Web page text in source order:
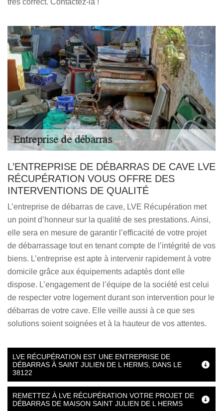
très correct. Contactez-la !
L’ENTREPRISE DE DÉBARRAS DE CAVE LVE
RÉCUPÉRATION VOUS OFFRE DES
INTERVENTIONS DE QUALITÉ
L’entreprise de débarras de cave, LVE Récupération met
un point d’honneur sur la qualité de ses prestations. Ainsi,
elle sera en mesure de garantir l’efficacité de votre projet
de débarrassage tout en tenant compte de l’intégrité de vos
biens. L’entreprise est apte à intervenir rapidement à votre
domicile grâce aux équipements adaptés dont elle
dispose. L’engagement de l’équipe de la société est celui
de respecter votre logement durant son intervention pour le
débarras de votre cave. Elle veille aussi à ce que ses
solutions soient soignées et à la hauteur de vos attentes.
LVE RÉCUPÉRATION EST UNE ENTREPRISE DE
DÉBARRAS À SAINT JULIEN DE L HERMS, DANS LE
38122
REMETTEZ À LVE RÉCUPÉRATION VOTRE PROJET DE
DÉBARRAS DE MAISON SAINT JULIEN DE L HERMS